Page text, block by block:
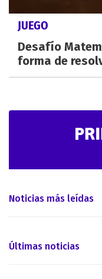
JUEGO
Desafío
forma de
Noticias más leídas
Últimas noticias